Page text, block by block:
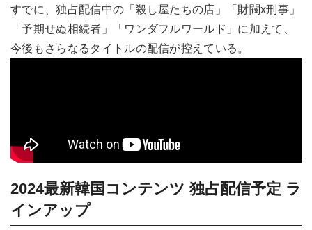
すでに、独占配信中の「殺し屋たちの店」「財閥x刑事」
「予期せぬ相続者」「ワンダフルワールド」に加えて、
今後もさらなるタイトルの配信が控えている。
2024最新韓国コンテンツ 独占配信予定 ラ
インアップ